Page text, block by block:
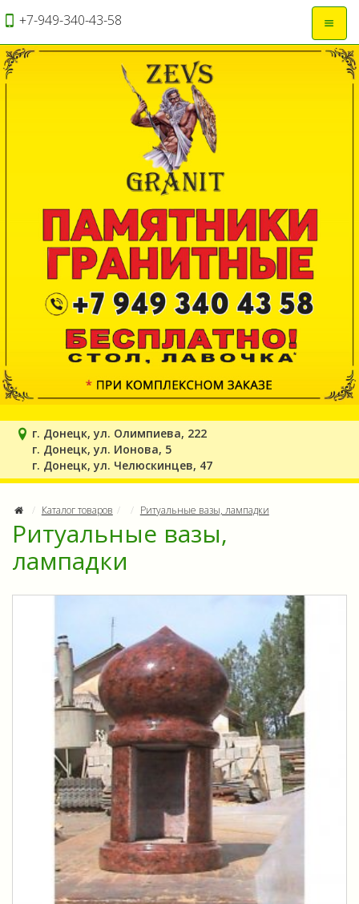
+7-949-340-43-58
г. Донецк, ул. Олимпиева, 222
г. Донецк, ул. Ионова, 5
г. Донецк, ул. Челюскинцев, 47
Каталог товаров Ритуальные вазы, лампадки
Ритуальные вазы,
лампадки